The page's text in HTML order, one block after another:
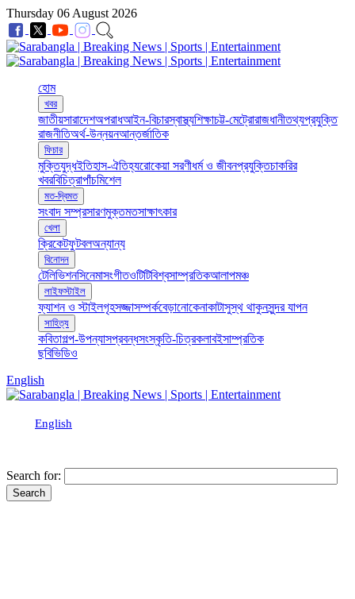
Thursday 06 August 2026
হোম
খবর
জাতীয়সারাদেশঅপরাধআইন-বিচারস্বাস্থ্যশিক্ষাচট্ট-মেট্রোরাজধানীতথ্যপ্রযুক্তি
রাজনীতিঅর্থ-উন্নয়নআন্তর্জাতিক
ফিচার
মুক্তিযুদ্ধইতিহাস-ঐতিহ্যরোকেয়া সরণীধর্ম ও জীবনপ্রযুক্তিচাকরির
খবরবিচিত্রাপাঁচমিশেল
মত-দ্বিমত
সংবাদ সম্প্রসারণমুক্তমতসাক্ষাৎকার
খেলা
ক্রিকেটফুটবলঅন্যান্য
বিনোদন
টেলিভিশনসিনেমাসংগীতওটিটিবিশ্বসাম্প্রতিকআলাপমঞ্চ
লাইফস্টাইল
ফ্যাশন ও স্টাইলগৃহসজ্জাসম্পর্কবেড়ানোকেনাকাটাসুস্থ থাকুনসুন্দর যাপন
সাহিত্য
কবিতাগল্প-উপন্যাসপ্রবন্ধসংস্কৃতি-চিত্রকলাবইসাম্প্রতিক
ছবিভিডিও
English
English
Search for: